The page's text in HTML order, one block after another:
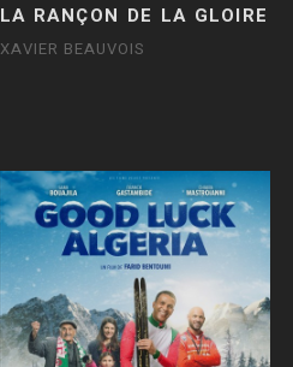
LA RANÇON DE LA GLOIRE
XAVIER BEAUVOIS